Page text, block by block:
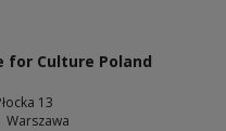
for Culture Poland
13
Warszawa